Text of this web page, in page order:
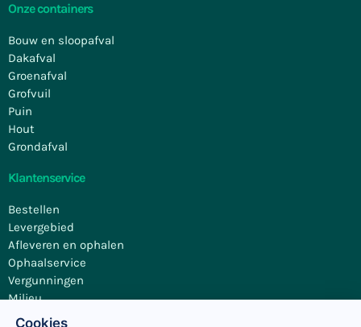
Onze containers
Bouw en sloopafval
Dakafval
Groenafval
Grofvuil
Puin
Hout
Grondafval
Klantenservice
Bestellen
Levergebied
Afleveren en ophalen
Ophaalservice
Vergunningen
Milieu
Contact
Cookies